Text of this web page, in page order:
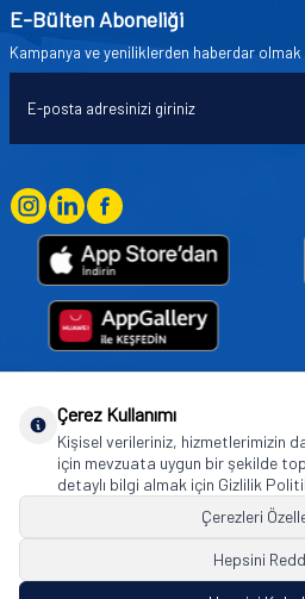
E-Bülten Aboneliği
Kampanya ve yeniliklerden haberdar
Goodyear (and Winged Foot Design) are
Tire & Rubber Company used under
Istanbul/Türkiye. © 2026 The
Çerez Kullanımı
Kişisel verileriniz, hizmetlerimizin
için mevzuata uygun bir şekilde
detaylı bilgi almak için Gizlilik
Çerezleri
Hepsini